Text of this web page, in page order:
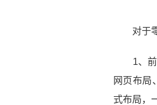
对于零
1、前端
网页布局
式布局，